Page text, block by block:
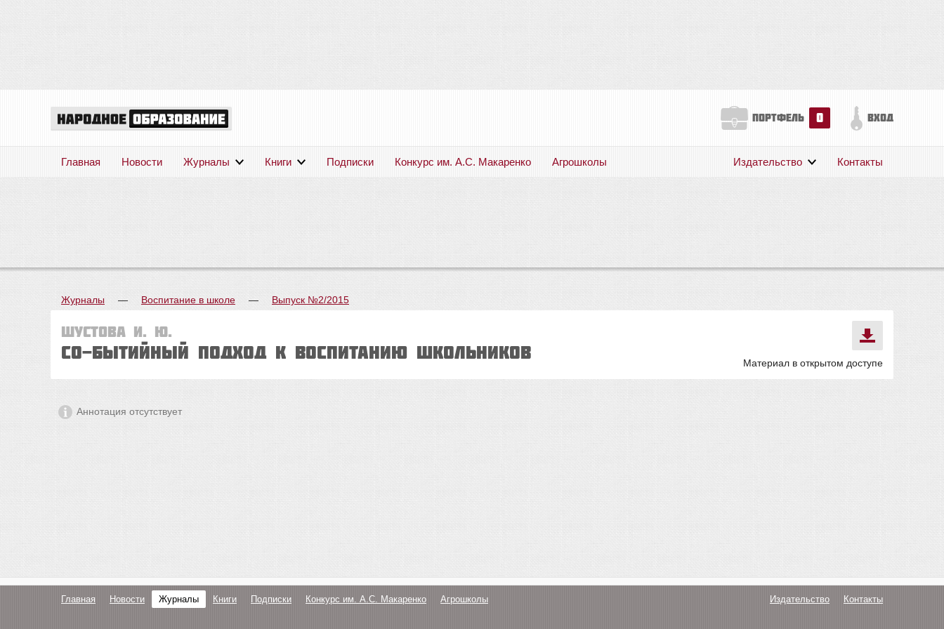
портфель 0 вход
Главная Новости Журналы Книги Подписки Конкурс им. А.С. Макаренко Агрошколы Издательство Контакты
Журналы — Воспитание в школе — Выпуск №2/2015
Шустова И. Ю.
Со-бытийный подход к воспитанию школьников
Материал в открытом доступе
Аннотация отсутствует
Главная Новости Журналы Книги Подписки Конкурс им. А.С. Макаренко Агрошколы Издательство Контакты